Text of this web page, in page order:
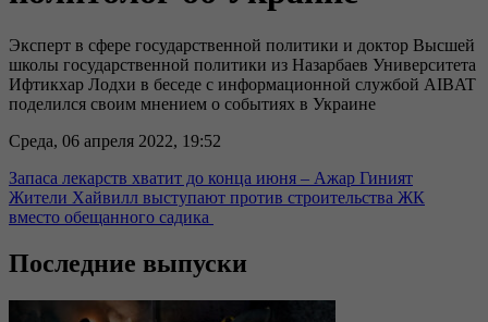
Эксперт в сфере государственной политики и доктор Высшей
школы государственной политики из Назарбаев Университета
Ифтикхар Лодхи в беседе с информационной службой AIBAT
поделился своим мнением о событиях в Украине
Среда, 06 апреля 2022, 19:52
Запаса лекарств хватит до конца июня – Ажар Гиният
Жители Хайвилл выступают против строительства ЖК
вместо обещанного садика
Последние выпуски